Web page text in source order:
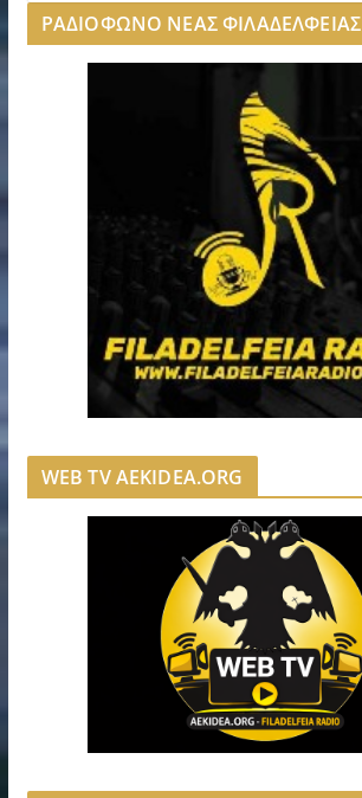
ΡΑΔΙΟΦΩΝΟ ΝΕΑΣ ΦΙΛΑΔΕΛΦΕΙΑΣ
WEB TV AEKIDEA.ORG